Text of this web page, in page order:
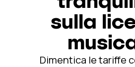
sulla
Dimentica le tariffe